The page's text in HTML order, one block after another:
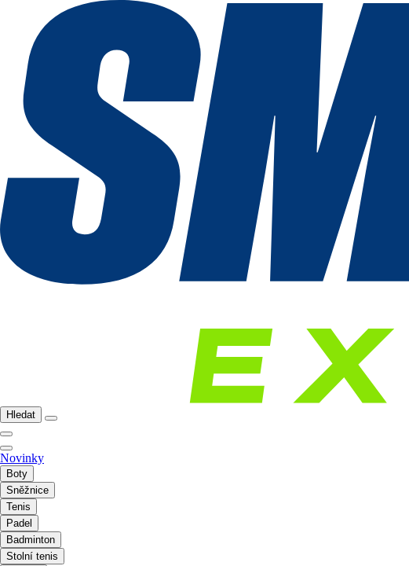
Hledat
Novinky
Boty
Sněžnice
Tenis
Padel
Badminton
Stolní tenis